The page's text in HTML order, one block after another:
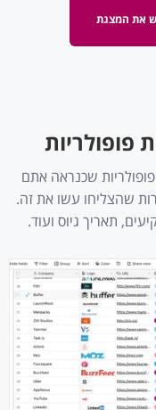
את המצגת
פופולריות
חברות פופולריות שכנראה אתם
שהצליחו עשו את זה.
תאריך גיוס ועוד.